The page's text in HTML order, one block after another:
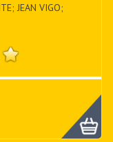
JEAN VIGO;